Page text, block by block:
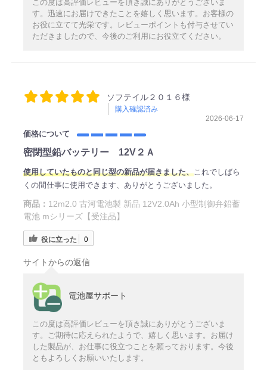
この度は高評価レビューを頂き誠にありがとうございま
す。迅速にお届けできたことを嬉しく思います。お客様の
お役に立てて光栄です。レビューポイントも付与させてい
ただきましたので、今後のご利用にお役立てください。
ソフテイル２０１６様
購入確認済み
2026-06-17
価格について
密閉型鉛バッテリー 12V２Ａ
使用していたものと同じ型の新品が届きました、これでしばら
くの間仕事に使用できます、ありがとうございました。
商品： 12m2.0 古河電池製 新品 12V2.0Ah 小型制御弁鉛蓄
電池 mシリーズ【受注品】
役に立った 0
サイトからの返信
電池屋サポート
この度は高評価レビューを頂き誠にありがとうございま
す。ご期待に応えられたようで、嬉しく思います。お届け
した製品が、お仕事に役立つことを願っております。今後
ともよろしくお願いいたします。